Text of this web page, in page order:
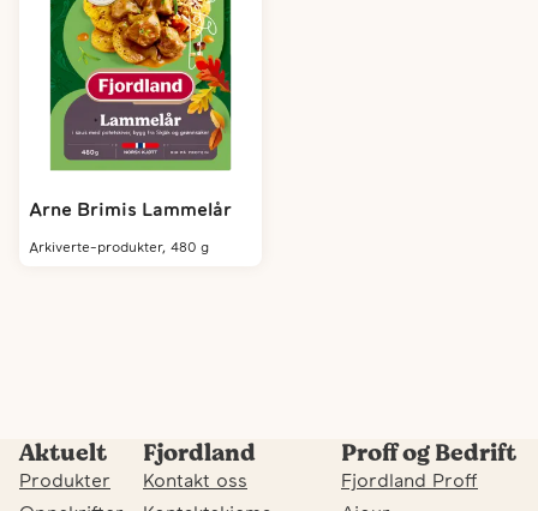
Arne Brimis Lammelår
arkiverte-produkter, 480 g
Aktuelt
Produkter
Fjordland
Kontakt oss
Proff og Bedrift
Fjordland Proff